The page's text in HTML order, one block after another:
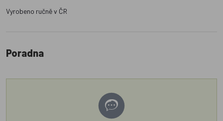
Vyrobeno ručně v ČR
Poradna